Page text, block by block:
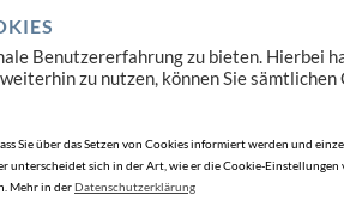
Benutzererfahrung zu bieten. Hierbei
zu nutzen, können Sie
Sie über das Setzen von Cookies informiert werden und
unterscheidet sich in der Art, wie er die Cookie-
Mehr in derDatenschutzerklärung